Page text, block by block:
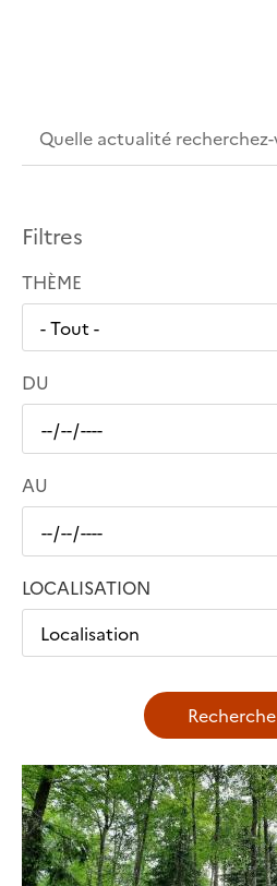
Filtres
THÈME
DU
AU
LOCALISATION
Localisation
Recherche